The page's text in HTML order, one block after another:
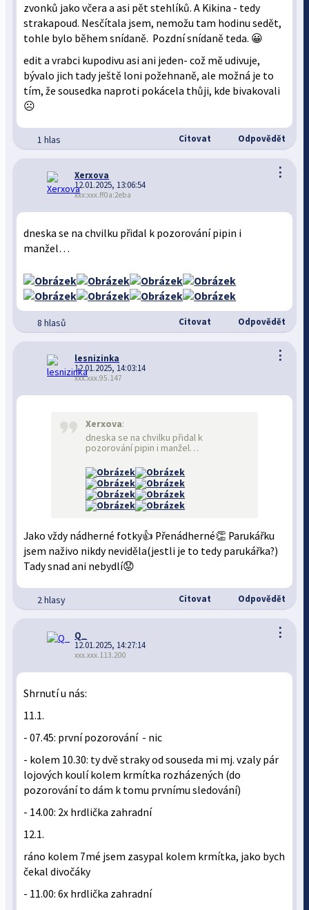
zvonků jako včera a asi pět stehlíků. A Kikina - tedy
strakapoud. Nesčítala jsem, nemožu tam hodinu sedět,
tohle bylo během snídaně. Pozdní snídaně teda. 😀
edit a vrabci kupodivu asi ani jeden- což mě udivuje,
bývalo jich tady ještě loni požehnaně, ale možná je to
tím, že sousedka naproti pokácela thůji, kde bivakovali
☹️
1 hlas Citovat Odpovědět
⋮
Xerxova
12.01.2025, 13:06:54
xxx:xxx.ff0a:2eba
dneska se na chvilku přidal k pozorování pipin i
manžel…
8 hlasů Citovat Odpovědět
⋮
lesnizinka
12.01.2025, 14:03:14
xxx.xxx.95.147
Xerxova:
dneska se na chvilku přidal k
pozorování pipin i manžel…
Jako vždy nádherné fotky👍 Přenádherné👏 Parukářku
jsem naživo nikdy neviděla(jestli je to tedy parukářka?)
Tady snad ani nebydlí😟
2 hlasy Citovat Odpovědět
⋮
Q_
12.01.2025, 14:27:14
xxx.xxx.113.200
Shrnutí u nás:
11.1.
- 07.45: první pozorování - nic
- kolem 10.30: ty dvě straky od souseda mi mj. vzaly pár
lojových koulí kolem krmítka rozházených (do
pozorování to dám k tomu prvnímu sledování)
- 14.00: 2x hrdlička zahradní
12.1.
ráno kolem 7mé jsem zasypal kolem krmítka, jako bych
čekal divočáky
- 11.00: 6x hrdlička zahradní